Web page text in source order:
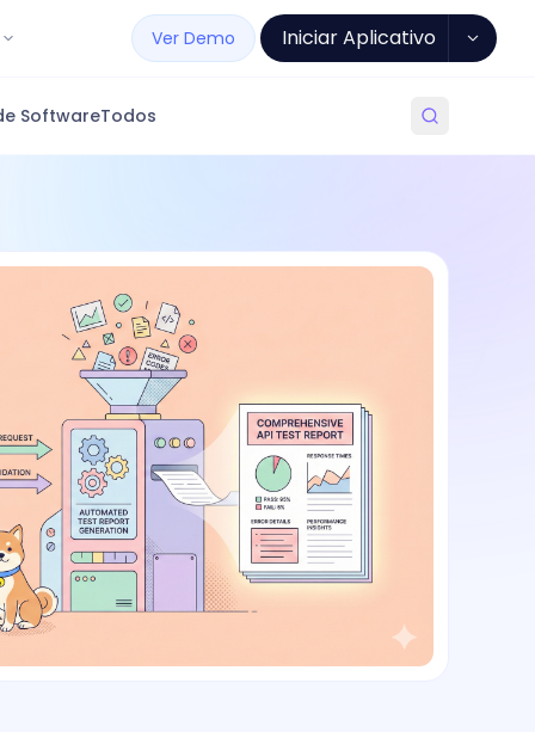
Ver Demo Iniciar Aplicativo
SoftwareTodos